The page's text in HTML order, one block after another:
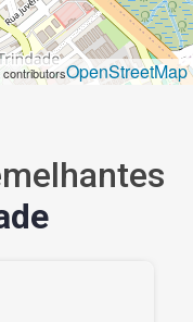
contributorsOpenStreetMap